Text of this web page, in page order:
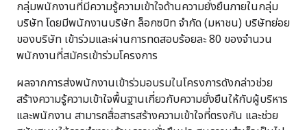
กลุ่มพนักงานที่มีความรู้ความเข้าใจด้านความยั่งยืนภายในกลุ่ม
บริษัท โดยมีพนักงานบริษัท ล็อกซบิท จำกัด (มหาชน) บริษัทย่อย
ของบริษัท เข้าร่วมและผ่านการทดสอบร้อยละ 80 ของจำนวน
พนักงานที่สมัครเข้าร่วมโครงการ
ผลจากการส่งพนักงานเข้าร่วมอบรมในโครงการดังกล่าวช่วย
สร้างความรู้ความเข้าใจพื้นฐานเกี่ยวกับความยั่งยืนให้กับผู้บริหาร
และพนักงาน สามารถสื่อสารสร้างความเข้าใจที่ตรงกัน และช่วย